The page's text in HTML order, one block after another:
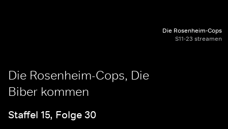
Die Rosenheim-Cops
S11-23 streamen
Die Rosenheim-Cops, Die
Biber kommen
Staffel 15, Folge 30